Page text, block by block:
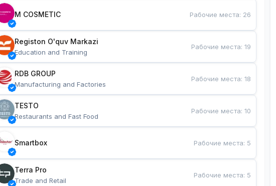
M COSMETIC Рабочие места: 26
Registon O'quv Markazi
Education and Training
Рабочие места:19
RDB GROUP
Manufacturing and Factories
Рабочие места:18
TESTO
Restaurants and Fast Food
Рабочие места:10
Smartbox Рабочие места: 5
Terra Pro
Trade and Retail
Рабочие места: 5